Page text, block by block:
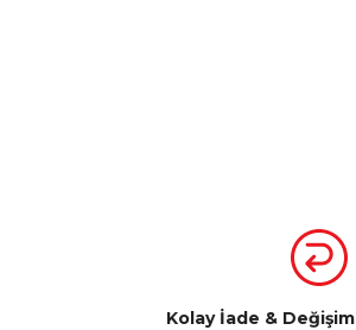
Kolay İade & Değişim